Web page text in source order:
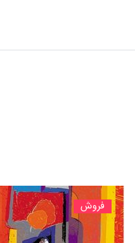
فروش